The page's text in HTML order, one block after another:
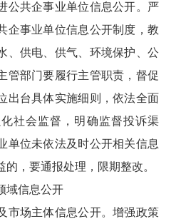
共企事业单位信息公开。严
企事业单位信息公开制度，教
、供电、供气、环境保护、公
管部门要履行主管职责，督促
出台具体实施细则，依法全面
社会监督，明确监督投诉渠
单位未依法及时公开相关信息
，要通报处理，限期整改。
信息公开
场主体信息公开。增强政策